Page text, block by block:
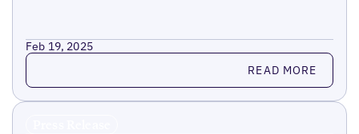
Feb 19, 2025
Read more READ MORE